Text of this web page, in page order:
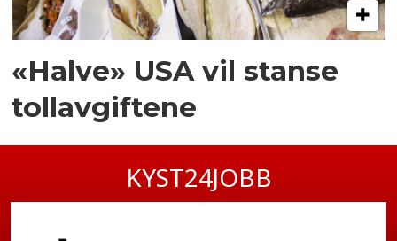
«Halve» USA vil stanse
tollavgiftene
KYST24JOBB